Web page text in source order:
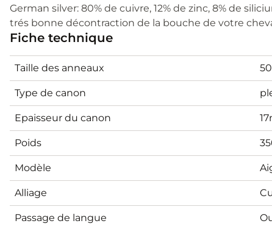
German silver: 80% de cuivre, 12% de zinc, 8% de
trés bonne décontraction de la bouche de votre
Fiche technique
Taille des anneaux
Type de canon
Epaisseur du canon
Poids
Modèle
Alliage
Passage de langue